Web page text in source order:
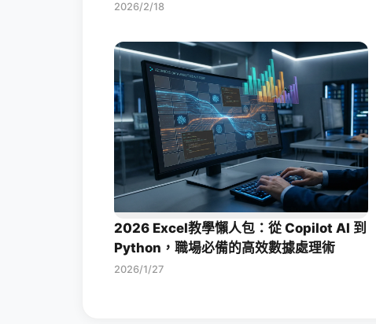
2026/2/18
2026 Excel教學懶人包：從 Copilot AI 到
Python，職場必備的高效數據處理術
2026/1/27